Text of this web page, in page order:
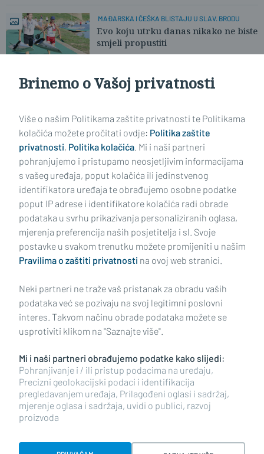
MAĐARSKA I ČEŠKA BLISTAJU U SLAV. BRODU
Evo koju utrku danas nikako ne biste
smjeli propustiti
PRVI DAN EUROPSKOG PRVENSTVA
Sreća na njihovim licima govori sve.
VIDI STARIJE ČLANKE
Impressum Uvjeti korištenja Politika privatnosti
Politika kolačića Kontakt Pritužbe Suradnici
Oglašavanje
RUBRIKE
BRODSKO-POSAVSKA ŽUPANIJA
POŽEŠKO-SLAVONSKA ŽUPANIJA
Brinemo o Vašoj privatnosti
Više o našim Politikama zaštite privatnosti te Politikama
kolačića možete pročitati ovdje: Politika zaštite
privatnosti, Politika kolačića. Mi i naši partneri
pohranjujemo i pristupamo neosjetljivim informacijama
s vašeg uređaja, poput kolačića ili jedinstvenog
identifikatora uređaja te obrađujemo osobne podatke
poput IP adrese i identifikatore kolačića radi obrade
podataka u svrhu prikazivanja personaliziranih oglasa,
mjerenja preferencija naših posjetitelja i sl. Svoje
postavke u svakom trenutku možete promijeniti u našim
Pravilima o zaštiti privatnosti na ovoj web stranici.
Neki partneri ne traže vaš pristanak za obradu vaših
podataka već se pozivaju na svoj legitimni poslovni
interes. Takvom načinu obrade podataka možete se
usprotiviti klikom na "Saznajte više".
Mi i naši partneri obrađujemo podatke kako slijedi:
Pohranjivanje i / ili pristup podacima na uređaju,
Precizni geolokacijski podaci i identifikacija
pregledavanjem uređaja, Prilagođeni oglasi i sadržaj,
mjerenje oglasa i sadržaja, uvidi o publici, razvoj
proizvoda